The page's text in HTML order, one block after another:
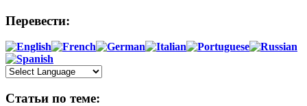
Перевести:
Статьи по теме: